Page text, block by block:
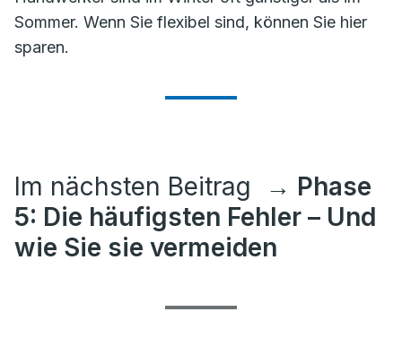
Sommer. Wenn Sie flexibel sind, können Sie hier
sparen.
Im nächsten Beitrag
→ Phase
5: Die häufigsten Fehler – Und
wie Sie sie vermeiden